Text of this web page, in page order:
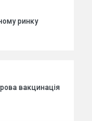
ринку
вакцинація